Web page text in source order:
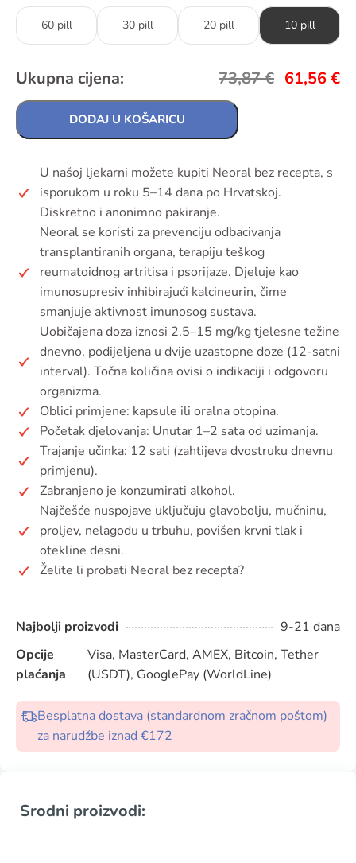
60 pill 30 pill 20 pill 10 pill
Ukupna cijena: 73,87€ 61,56€
DODAJ U KOŠARICU
U našoj ljekarni možete kupiti Neoral bez recepta, s
isporukom u roku 5–14 dana po Hrvatskoj.
Diskretno i anonimno pakiranje.
Neoral se koristi za prevenciju odbacivanja
transplantiranih organa, terapiju teškog
reumatoidnog artritisa i psorijaze. Djeluje kao
imunosupresiv inhibirajući kalcineurin, čime
smanjuje aktivnost imunosog sustava.
Uobičajena doza iznosi 2,5–15 mg/kg tjelesne težine
dnevno, podijeljena u dvije uzastopne doze (12-satni
interval). Točna količina ovisi o indikaciji i odgovoru
organizma.
Oblici primjene: kapsule ili oralna otopina.
Početak djelovanja: Unutar 1–2 sata od uzimanja.
Trajanje učinka: 12 sati (zahtijeva dvostruku dnevnu
primjenu).
Zabranjeno je konzumirati alkohol.
Najčešće nuspojave uključuju glavobolju, mučninu,
proljev, nelagodu u trbuhu, povišen krvni tlak i
otekline desni.
Želite li probati Neoral bez recepta?
Najbolji proizvodi
9-21 dana
Opcije
plaćanja
Visa, MasterCard, AMEX, Bitcoin, Tether
(USDT), GooglePay (WorldLine)
Besplatna dostava (standardnom zračnom poštom)
za narudžbe iznad €172
Srodni proizvodi: